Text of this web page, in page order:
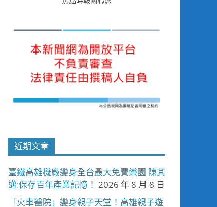
近期文章
臺鐵高雄機廠變身全台最大免費樂園 陳其
邁:保存百年產業記憶！ 2026 年 8 月 8 日
「火車醫院」變身親子天堂！高雄親子遊